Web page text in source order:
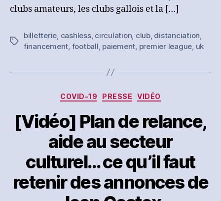
League
financièrement
les
britanniques
clubs amateurs, les clubs gallois et la […]
Étiquettes
billetterie, cashless, circulation, club, distanciation,
financement, football, paiement, premier league, uk
Catégories
COVID-19 PRESSE VIDÉO
[Vidéo] Plan de relance,
aide au secteur
culturel… ce qu’il faut
retenir des annonces de